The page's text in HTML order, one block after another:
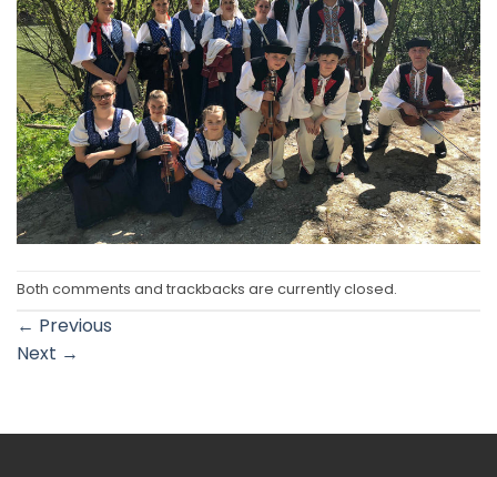
Both comments and trackbacks are currently closed.
← Previous
Next →